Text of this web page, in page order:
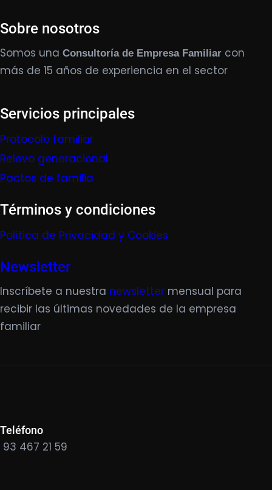
Sobre nosotros
Somos una Consultoría de Empresa Familiar con
más de 15 años de experiencia en el sector
Servicios principales
Protocolo familiar
Relevo generacional
Pactos de familia
Términos y condiciones
Política de Privacidad y Cookies
Newsletter
Inscríbete a nuestra newsletter mensual para
recibir las últimas novedades de la empresa
familiar
Teléfono
93 467 21 59